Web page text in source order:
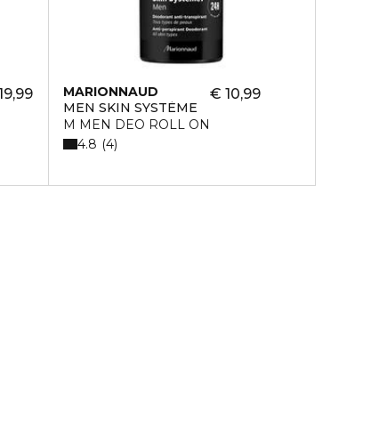
MARIONNAUD
MEN SKIN SYSTÈME
M MEN DEO ROLL ON
€ 10,99
4.8 4